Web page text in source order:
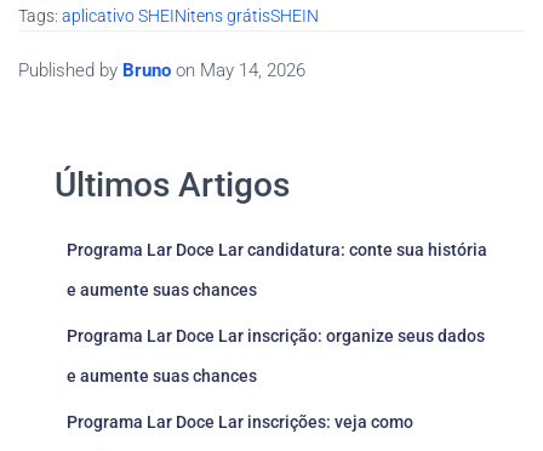
Tags: aplicativo SHEINitens grátisSHEIN
Published by Bruno on May 14, 2026
Últimos Artigos
Programa Lar Doce Lar candidatura: conte sua história
e aumente suas chances
Programa Lar Doce Lar inscrição: organize seus dados
e aumente suas chances
Programa Lar Doce Lar inscrições: veja como